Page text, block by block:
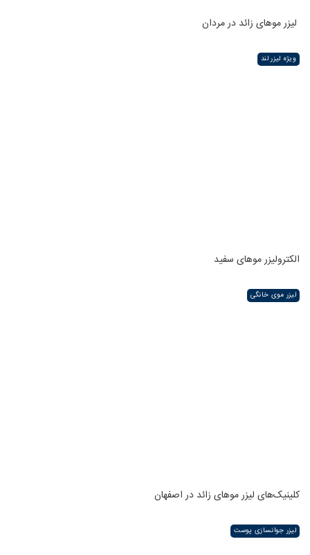
لیزر موهای زائد در مردان
ویژه لیزر لند
الکترولیزر موهای سفید
لیزر موی خانگی
کلینیک‌های لیزر موهای زائد در اصفهان
لیزر جوانسازی پوست